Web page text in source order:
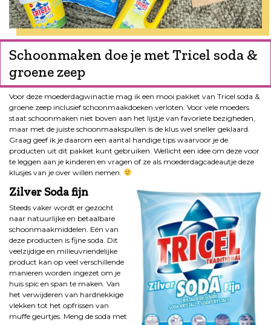
Schoonmaken doe je met Tricel soda &
groene zeep
Voor deze moederdagwinactie mag ik een mooi pakket van Tricel soda &
groene zeep inclusief schoonmaakdoeken verloten. Voor vele moeders
staat schoonmaken niet boven aan het lijstje van favoriete bezigheden,
maar met de juiste schoonmaakspullen is de klus wel sneller geklaard.
Graag geef ik je daarom een aantal handige tips waarvoor je de
producten uit dit pakket kunt gebruiken. Wellicht een idee om deze voor
te leggen aan je kinderen en vragen of ze als moederdagcadeautje deze
klusjes van je over willen nemen.
Zilver Soda fijn
Steeds vaker wordt er gezocht
naar natuurlijke en betaalbare
schoonmaakmiddelen. Eén van
deze producten is fijne soda. Dit
veelzijdige en milieuvriendelijke
product kan op veel verschillende
manieren worden ingezet om je
huis spic en span te maken. Van
het verwijderen van hardnekkige
vlekken tot het opfrissen van
muffe geurtjes. Meng de soda met